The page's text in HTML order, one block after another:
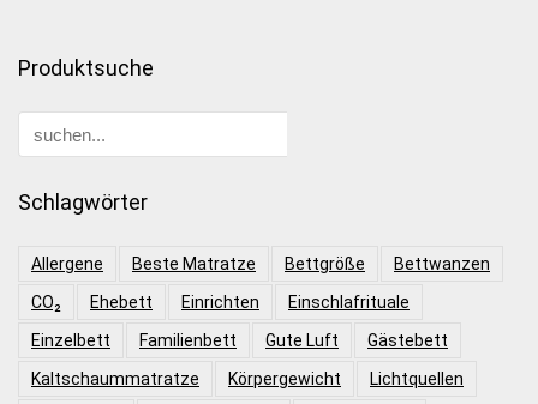
Produktsuche
Schlagwörter
Allergene Beste Matratze Bettgröße
Bettwanzen
CO₂
Ehebett Einrichten
Einschlafrituale
Einzelbett
Familienbett Gute Luft
Gästebett
Kaltschaummatratze
Körpergewicht Lichtquellen